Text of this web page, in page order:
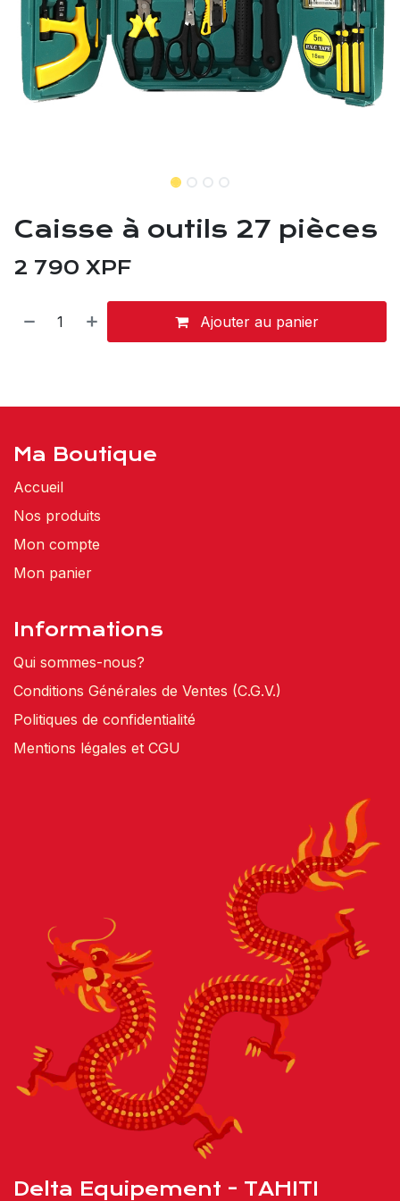
Caisse à outils 27 pièces
2 790 XPF
Ajouter au panier
Ma Boutique
Accueil
Nos produits
Mon compte
Mon panier
Informations
Qui sommes-nous?
Conditions Générales de Ventes (C.G.V.)
Politiques de confidentialité
Mentions légales et CGU
Delta Equipement - TAHITI